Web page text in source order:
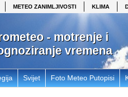
METEO ZANIMLJIVOSTI KLIMA
- motrenje i
vremena
Svijet Foto Meteo Putopisi